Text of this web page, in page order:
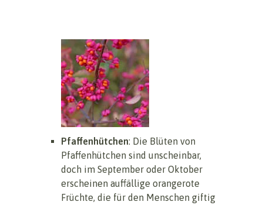
Pfaffenhütchen: Die Blüten von
Pfaffenhütchen sind unscheinbar,
doch im September oder Oktober
erscheinen auffällige orangerote
Früchte, die für den Menschen giftig